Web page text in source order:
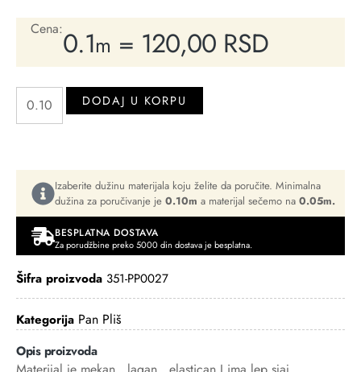
Cena:0.1m = 120,00 RSD
DODAJ U KORPU
Izaberite dužinu materijala koju želite da poručite. Minimalna
dužina za poručivanje je 0.10m a materijal sečemo na 0.05m.
BESPLATNA DOSTAVA
Za porudžbine preko 5000 din dostava je besplatna.
Šifra proizvoda 351-PP0027
Kategorija Pan Pliš
Opis proizvoda